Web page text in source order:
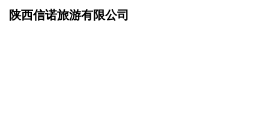
陕西信诺旅游有限公司